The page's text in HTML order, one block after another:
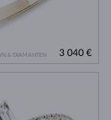
& DIAMANTEN
3 040 €